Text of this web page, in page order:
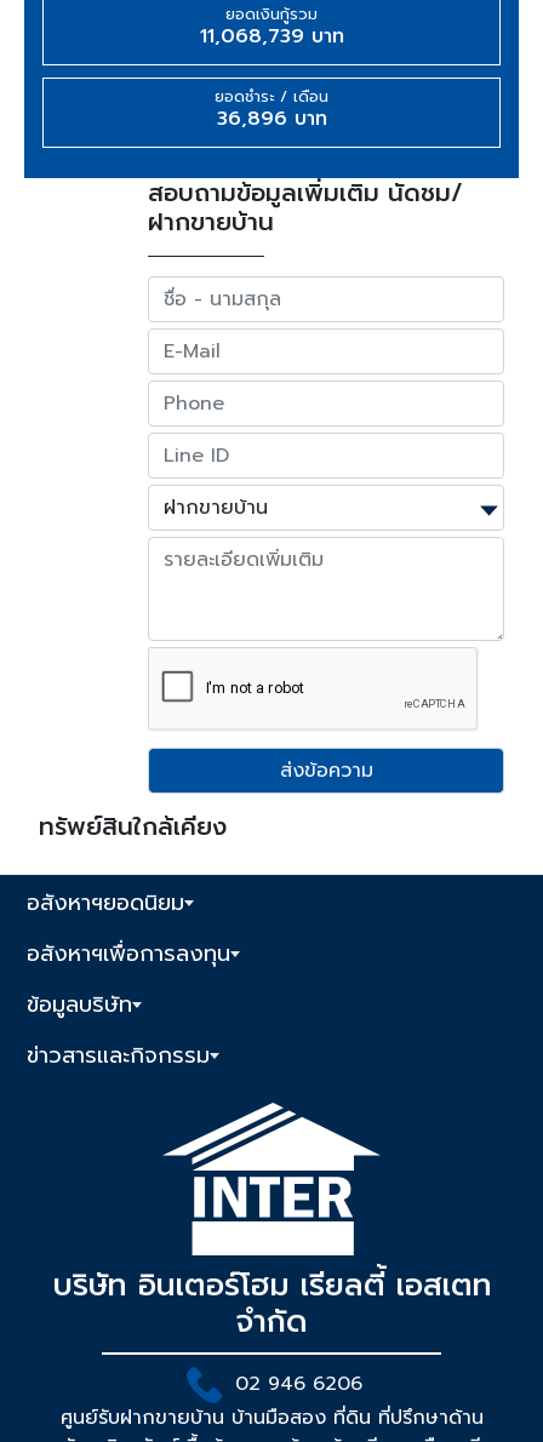
ยอดเงินกู้รวม
11,068,739 บาท
ยอดชำระ / เดือน
36,896 บาท
สอบถามข้อมูลเพิ่มเติม นัดชม/
ฝากขายบ้าน
ส่งข้อความ
ทรัพย์สินใกล้เคียง
อสังหาฯยอดนิยม
อสังหาฯเพื่อการลงทุน
ข้อมูลบริษัท
ข่าวสารและกิจกรรม
บริษัท อินเตอร์โฮม เรียลตี้ เอสเตท
จำกัด
02 946 6206
ศูนย์รับฝากขายบ้าน บ้านมือสอง ที่ดิน ที่ปรึกษาด้าน